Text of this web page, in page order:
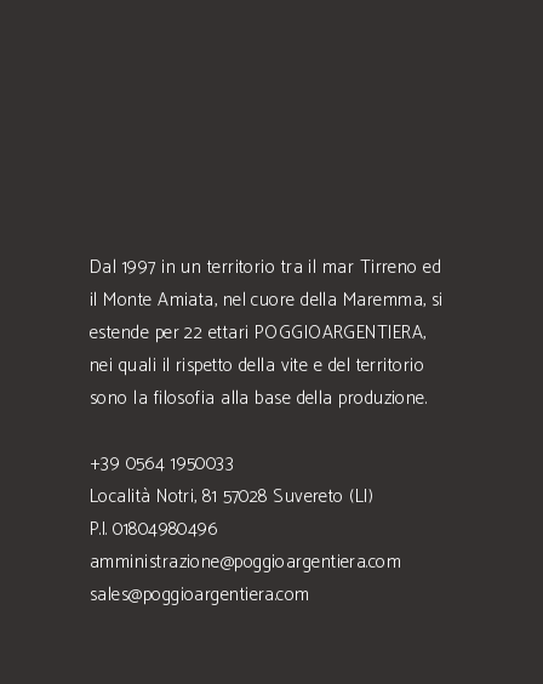
Dal 1997 in un territorio tra il mar Tirreno ed
il Monte Amiata, nel cuore della Maremma, si
estende per 22 ettari POGGIOARGENTIERA,
nei quali il rispetto della vite e del territorio
sono la filosofia alla base della produzione.
+39 0564 1950033
Località Notri, 81 57028 Suvereto (LI)
P.I. 01804980496
amministrazione@poggioargentiera.com
sales@poggioargentiera.com